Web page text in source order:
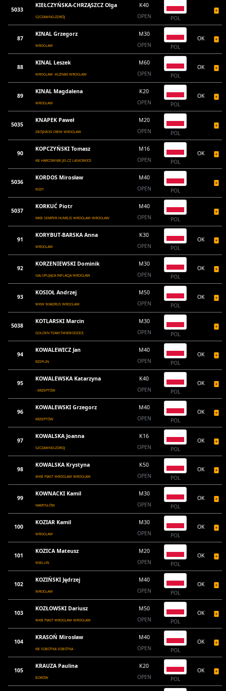
5033
KIEŁCZYŃSKA-CHRZĄSZCZ Olga
SZCZAWNO-ZDRÓJ
K40
OPEN
POL
87
KINAL Grzegorz
WROCŁAW
M30
OPEN
POL
OK
88
KINAL Leszek
WROCŁAW -KUŻNIKI WROCŁAW
M60
OPEN
POL
OK
89
KINAL Magdalena
WROCŁAW
K20
OPEN
POL
OK
5035
KNAPEK Paweł
ZBÓJNICKI CREW WROCŁAW
M20
OPEN
POL
90
KOPCZYŃSKI Tomasz
KB HARCOWNIK JELCZ LASKOWICE
M16
OPEN
POL
OK
5036
KORDOS Mirosław
KOZY
M40
OPEN
POL
5037
KORKUĆ Piotr
MKB SEMPER HUMILIS WROCŁAW WROCŁAW
M40
OPEN
POL
91
KORYBUT-BARSKA Anna
WROCŁAW
K30
OPEN
POL
OK
92
KORZENIEWSKI Dominik
GALOPUJĄCA INFLACJA WROCŁAW
M30
OPEN
POL
OK
93
KOSIOŁ Andrzej
WKW WIADRUS WROCŁAW
M50
OPEN
POL
OK
5038
KOTLARSKI Marcin
GOLDEN TEAM ŚWIEBODZICE
M30
OPEN
POL
94
KOWALEWICZ Jan
RZEPLIN
M40
OPEN
POL
OK
95
KOWALEWSKA Katarzyna
- KRZEPTÓW
K40
OPEN
POL
OK
96
KOWALEWSKI Grzegorz
KRZEPTÓW
M40
OPEN
POL
OK
97
KOWALSKA Joanna
SZCZAWNO-ZDROJ
K16
OPEN
POL
OK
98
KOWALSKA Krystyna
WKB PIAST WROCŁAW WROCŁAW
K50
OPEN
POL
OK
99
KOWNACKI Kamil
NAMYSŁÓW
M30
OPEN
POL
OK
100
KOZIAR Kamil
WROCŁAW
M30
OPEN
POL
OK
101
KOZICA Mateusz
WIELUŃ
M20
OPEN
POL
OK
102
KOZIŃSKI Jędrzej
WROCŁAW
M40
OPEN
POL
OK
103
KOZŁOWSKI Dariusz
WKB PIAST WROCŁAW WROCŁAW
M50
OPEN
POL
OK
104
KRASOŃ Mirosław
KB SOBÓTKA SOBÓTKA
M40
OPEN
POL
OK
105
KRAUZA Paulina
BORÓW
K20
OPEN
POL
OK